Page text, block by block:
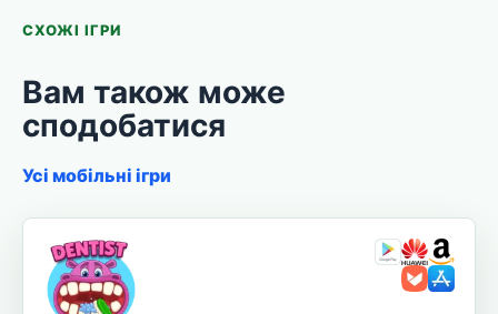
СХОЖІ ІГРИ
Вам також може
сподобатися
Усі мобільні ігри